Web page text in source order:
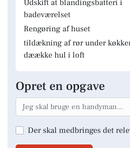
Udskift at blandingsbatteri i
badeværelset
Rengøring af huset
tildækning af rør under
dæække hul i loft
Opret en opgave
Der skal medbringes det